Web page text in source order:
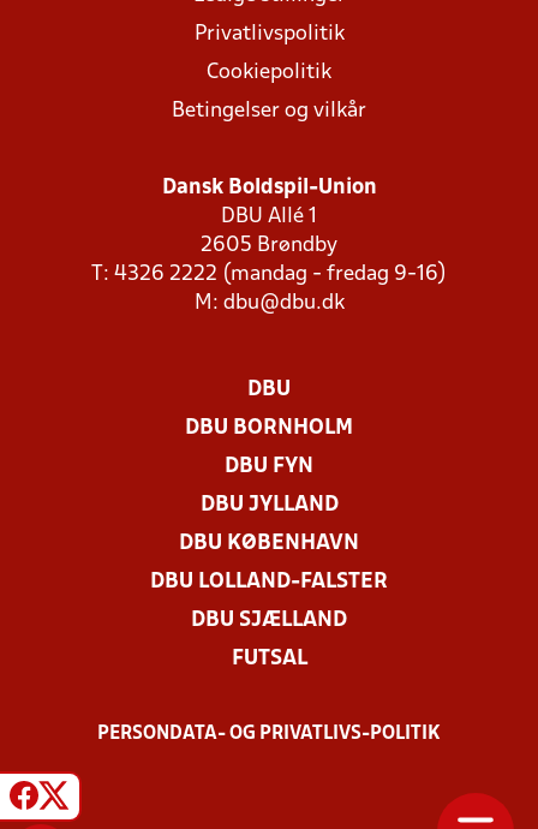
Privatlivspolitik
Cookiepolitik
Betingelser og vilkår
Dansk Boldspil-Union
DBU Allé 1
2605 Brøndby
T: 4326 2222 (mandag - fredag 9-16)
M: dbu@dbu.dk
DBU
DBU BORNHOLM
DBU FYN
DBU JYLLAND
DBU KØBENHAVN
DBU LOLLAND-FALSTER
DBU SJÆLLAND
FUTSAL
PERSONDATA- OG PRIVATLIVS-POLITIK